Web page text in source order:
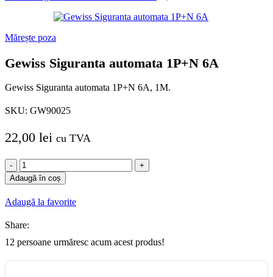
Mărește poza
Gewiss Siguranta automata 1P+N 6A
Gewiss Siguranta automata 1P+N 6A, 1M.
SKU: GW90025
22,00 lei cu TVA
Cantitate
Gewiss
Siguranta
automata
1P+N
Adaugă în coș
Adaugă la favorite
Share:
12 persoane urmăresc acum acest produs!